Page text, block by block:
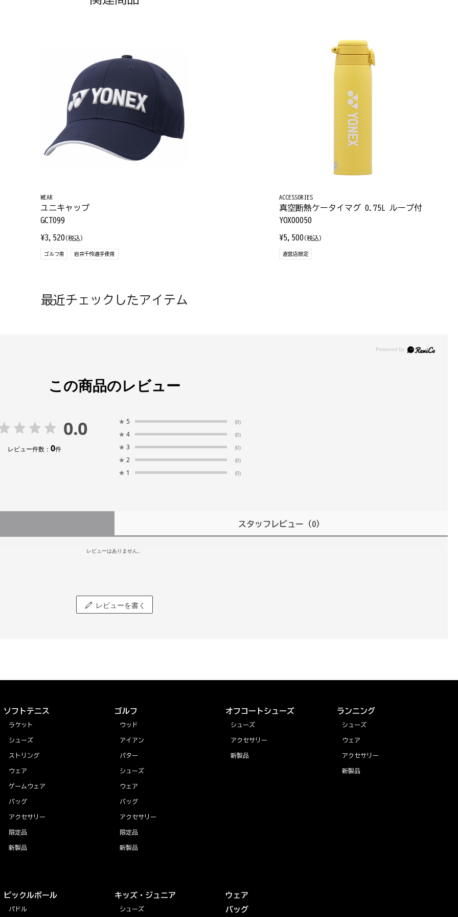
WEAR
ユニキャップ
GCT099
¥3,520 (税込)
ゴルフ用 岩井千怜選手使用
ACCESSORIES
真空断熱ケータイマグ 0.75L ループ付
YOX00050
¥5,500 (税込)
直営店限定
最近チェックしたアイテム
この商品のレビュー
0.0
レビュー件数： 0件
★ 5 (0)
★ 4 (0)
★ 3 (0)
★ 2 (0)
★ 1 (0)
スタッフレビュー （0）
レビューはありません。
レビューを書く
ソフトテニス
ラケット
シューズ
ストリング
ウェア
ゲームウェア
バッグ
アクセサリー
限定品
新製品
ゴルフ
ウッド
アイアン
パター
シューズ
ウェア
バッグ
アクセサリー
限定品
新製品
オフコートシューズ
シューズ
アクセサリー
新製品
ランニング
シューズ
ウェア
アクセサリー
新製品
ピックルボール
パドル
キッズ・ジュニア
シューズ
ウェア
バッグ